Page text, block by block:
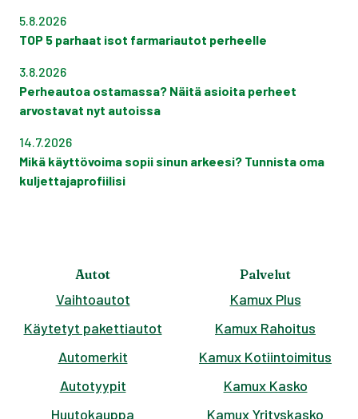
5.8.2026
TOP 5 parhaat isot farmariautot perheelle
3.8.2026
Perheautoa ostamassa? Näitä asioita perheet
arvostavat nyt autoissa
14.7.2026
Mikä käyttövoima sopii sinun arkeesi? Tunnista oma
kuljettajaprofiilisi
Autot
Vaihtoautot
Käytetyt pakettiautot
Automerkit
Autotyypit
Huutokauppa
Palvelut
Kamux Plus
Kamux Rahoitus
Kamux Kotiintoimitus
Kamux Kasko
Kamux Yrityskasko